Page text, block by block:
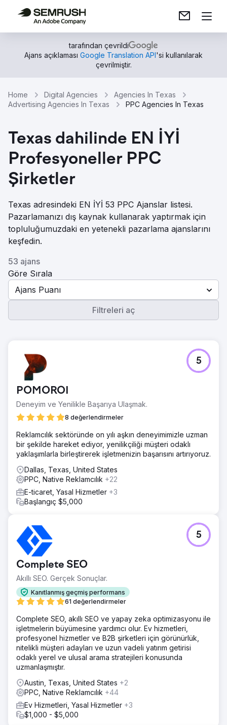
tarafından çevrildi
Ajans açıklaması Google Translation API'si kullanılarak
çevrilmiştir.
Home Digital Agencies
Agencies In Texas
Advertising Agencies In Texas
PPC Agencies In Texas
Texas dahilinde EN İYİ
Profesyoneller PPC
Şirketler
Texas adresindeki EN İYİ 53 PPC Ajanslar listesi.
Pazarlamanızı dış kaynak kullanarak yaptırmak için
topluluğumuzdaki en yetenekli pazarlama ajanslarını
keşfedin.
53 ajans
Göre Sırala
Ajans Puanı
Filtreleri aç
POMOROI
Deneyim ve Yenilikle Başarıya Ulaşmak.
8 değerlendirmeler
5
Reklamcılık sektöründe on yılı aşkın deneyimimizle uzman
bir şekilde hareket ediyor, yenilikçiliği müşteri odaklı
yaklaşımlarla birleştirerek işletmenizin başarısını artırıyoruz.
Dallas, Texas, United States
PPC, Native Reklamcılık +22
E-ticaret, Yasal Hizmetler +3
Başlangıç $5,000
Complete SEO
Akıllı SEO. Gerçek Sonuçlar.
Kanıtlanmış geçmiş performans
61 değerlendirmeler
5
Complete SEO, akıllı SEO ve yapay zeka optimizasyonu ile
işletmelerin büyümesine yardımcı olur. Ev hizmetleri,
profesyonel hizmetler ve B2B şirketleri için görünürlük,
nitelikli müşteri adayları ve uzun vadeli yatırım getirisi
odaklı yerel ve ulusal arama stratejileri konusunda
uzmanlaşmıştır.
Austin, Texas, United States +2
PPC, Native Reklamcılık +44
Ev Hizmetleri, Yasal Hizmetler +3
$1,000 - $5,000